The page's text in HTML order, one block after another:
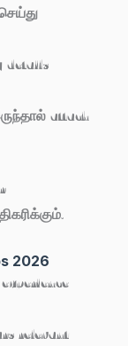
details
attach
2026
relevant